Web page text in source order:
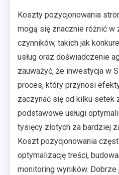
Koszty pozycjonowania
mogą się znacznie różnić w
czynników, takich jak
usług oraz doświadczenie
zauważyć, że inwestycja w
proces, który przynosi
zaczynać się od kilku setek
podstawowe usługi
tysięcy złotych za bardziej
Koszt pozycjonowania
optymalizację treści,
monitoring wyników.